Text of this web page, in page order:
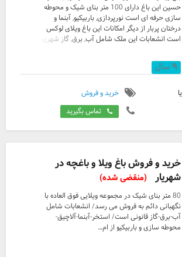
حسین این باغ دارای 100 متر بنای شیک و محوطه
سازی حرفه ای است نورپردازی, باربیکیو, آبنما و
درختان پربار از دیگر امکانات این باغ ویلای لوکس
است انشعابات این ملک شامل آب, برق, گاز شهری
کاملا مناسب است. برای بازدید از این ملک با املاک
آریا تماس بگیرید 0912-6509482 عباسی 0912-
سال
خرید و فروش
تماس بگیرید
خرید و فروش باغ ویلا و باغچه در
شهریار
(منقضی شده)
80 متر بنای شیک در مجموعه ویلایی فوق العاده با
نگهبانی دائم به فروش می رسد/ انشعابات شامل
آب-برق-گاز قانونی است/ استخر-آبنما-آلاچیق-
محوطه سازی و باربیکیو از ام…